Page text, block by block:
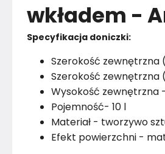
wkładem -
Specyfikacja doniczki:
Szerokość
Szerokość
Wysokość zewnętrzna
Pojemność- 10 l
Materiał - tworzywo
Efekt powierzchni -